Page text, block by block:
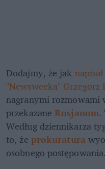
Dodajmy, że jak
"Newsweeka" Grzegorz
nagranymi rozmowami
przekazane Rosjanom.
Według dziennikarza
to, że prokuratura
osobnego postępowania.